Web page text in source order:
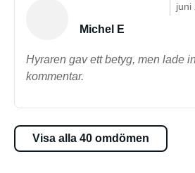
juni
Michel E
Hyraren gav ett betyg, men lade
kommentar.
Visa alla 40 omdömen